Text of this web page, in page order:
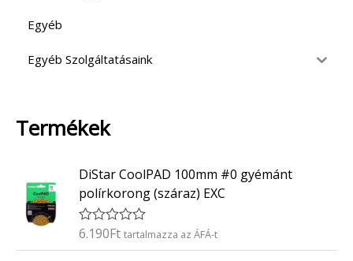
Egyéb
Egyéb Szolgáltatásaink
Termékek
DiStar CoolPAD 100mm #0 gyémánt
polírkorong (száraz) EXC
É
6.190Ft tartalmazza az ÁFÁ-t